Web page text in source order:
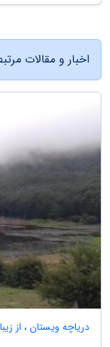
اخبار و مقالات
دریاچه ویستان ، از